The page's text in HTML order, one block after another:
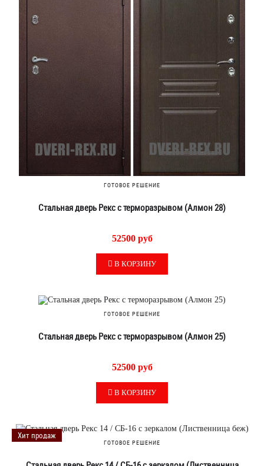
ГОТОВОЕ РЕШЕНИЕ
Стальная дверь Рекс с терморазрывом (Алмон 28)
52500 руб
В КОРЗИНУ
ГОТОВОЕ РЕШЕНИЕ
Стальная дверь Рекс с терморазрывом (Алмон 25)
52500 руб
В КОРЗИНУ
Хит продаж
ГОТОВОЕ РЕШЕНИЕ